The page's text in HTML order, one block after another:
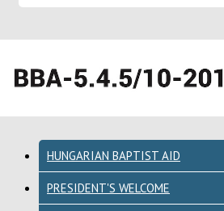
HUNGARIAN BAPTIST AID
PRESIDENT'S WELCOME